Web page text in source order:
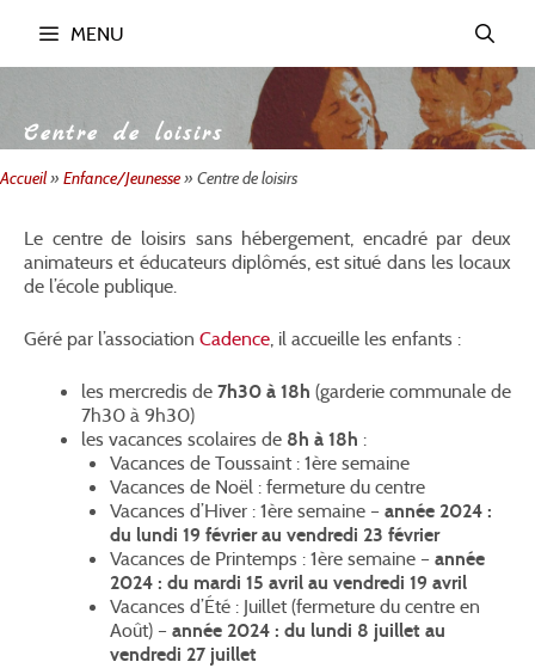
MENU
Centre de loisirs
Accueil» Enfance/Jeunesse» Centre de loisirs
Le centre de loisirs sans hébergement, encadré par deux
animateurs et éducateurs diplômés, est situé dans les locaux
de l’école publique.
Géré par l’association Cadence, il accueille les enfants :
les mercredis de 7h30 à 18h (garderie communale de
7h30 à 9h30)
les vacances scolaires de 8h à 18h :
Vacances de Toussaint : 1ère semaine
Vacances de Noël : fermeture du centre
Vacances d’Hiver : 1ère semaine – année 2024 :
du lundi 19 février au vendredi 23 février
Vacances de Printemps : 1ère semaine – année
2024 : du mardi 15 avril au vendredi 19 avril
Vacances d’Été : Juillet (fermeture du centre en
Août) – année 2024 : du lundi 8 juillet au
vendredi 27 juillet